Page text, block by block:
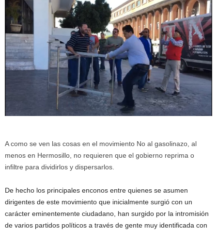
A como se ven las cosas en el movimiento No al gasolinazo, al
menos en Hermosillo, no requieren que el gobierno reprima o
infiltre para dividirlos y dispersarlos.
De hecho los principales enconos entre quienes se asumen
dirigentes de este movimiento que inicialmente surgió con un
carácter eminentemente ciudadano, han surgido por la intromisión
de varios partidos políticos a través de gente muy identificada con